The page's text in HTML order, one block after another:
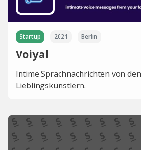
Startup 2021 Berlin
Voiyal
Intime Sprachnachrichten von den
Lieblingskünstlern.